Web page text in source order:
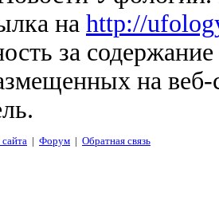
на http://
за
на
| Форум | Обратная связь